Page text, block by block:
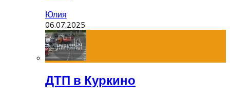
Юлия
06.07.2025
ДТП в Куркино